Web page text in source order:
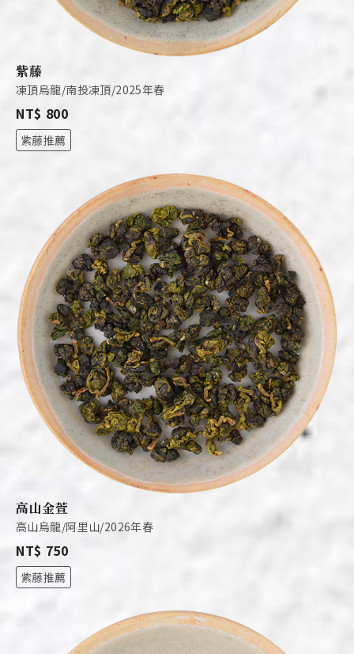
紫藤
凍頂烏龍/南投凍頂/2025年春
NT$ 800
紫藤推薦
高山金萱
高山烏龍/阿里山/2026年春
NT$ 750
紫藤推薦